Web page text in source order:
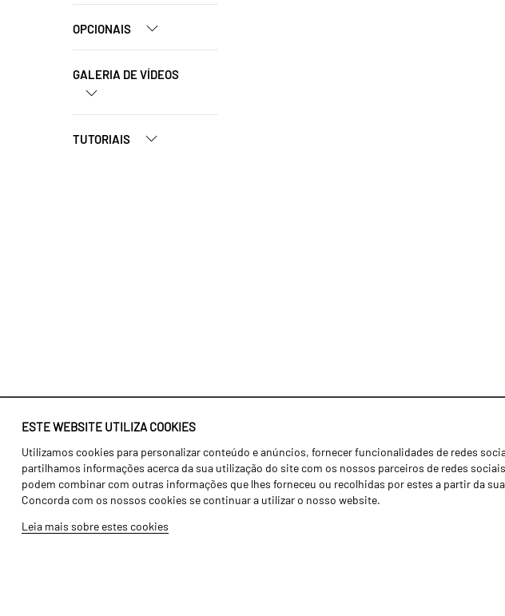
ESTE WEBSITE UTILIZA COOKIES
Utilizamos cookies para personalizar conteúdo e anúncios, fornecer funcionalidades de redes
partilhamos informações acerca da sua utilização do site com os nossos parceiros de redes
podem combinar com outras informações que lhes forneceu ou recolhidas por estes a partir da
Concorda com os nossos cookies se continuar a utilizar o nosso website.
Leia mais sobre estes cookies
OPCIONAIS
GALERIA DE VÍDEOS
TUTORIAIS
Identidade
História
Fábrica / Produção
Recursos Humanos
Agricultura
Transportes
Gama Floresta
Notícias